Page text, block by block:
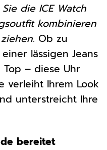
die ICE Watch
kombinieren
Ob zu
lässigen Jeans
– diese Uhr
verleiht Ihrem Look
unterstreicht Ihre
bereitet